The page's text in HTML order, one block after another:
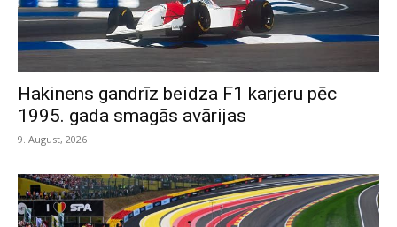
Hakinens gandrīz beidza F1 karjeru pēc
1995. gada smagās avārijas
9. August, 2026